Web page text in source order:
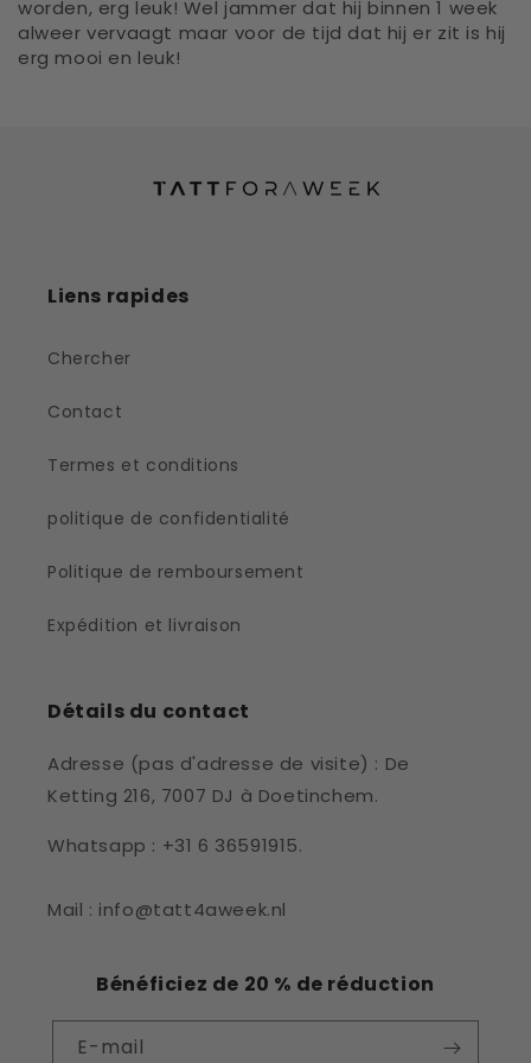
worden, erg leuk! Wel jammer dat hij binnen 1 week
alweer vervaagt maar voor de tijd dat hij er zit is hij
erg mooi en leuk!
Liens rapides
Chercher
Contact
Termes et conditions
politique de confidentialité
Politique de remboursement
Expédition et livraison
Détails du contact
Adresse (pas d'adresse de visite) : De
Ketting 216, 7007 DJ à Doetinchem.
Whatsapp : +31 6 36591915.
Mail : info@tatt4aweek.nl
Bénéficiez de 20 % de réduction
E-mail